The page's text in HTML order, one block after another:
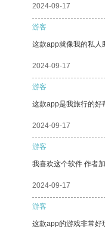
2024-09-17
游客
这款app就像我的私人
2024-09-17
游客
这款app是我旅行的好
2024-09-17
游客
我喜欢这个软件 作者
2024-09-17
游客
这款app的游戏非常好